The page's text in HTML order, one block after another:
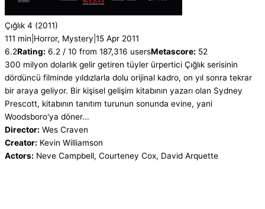
Çığlık 4 (2011)
111 min Horror, Mystery 15 Apr 2011
6.2Rating: 6.2 / 10 from 187,316 usersMetascore: 52
300 milyon dolarlık gelir getiren tüyler ürpertici Çığlık serisinin
dördüncü filminde yıldızlarla dolu orijinal kadro, on yıl sonra tekrar
bir araya geliyor. Bir kişisel gelişim kitabının yazarı olan Sydney
Prescott, kitabının tanıtım turunun sonunda evine, yani
Woodsboro'ya döner...
Director: Wes Craven
Creator: Kevin Williamson
Actors: Neve Campbell, Courteney Cox, David Arquette